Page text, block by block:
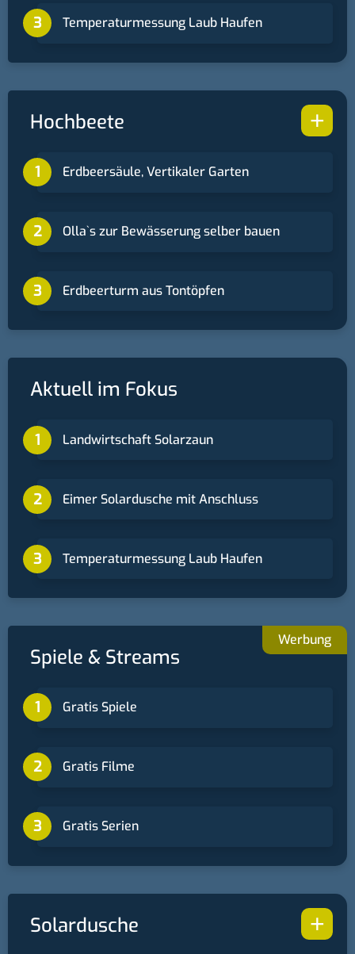
Temperaturmessung Laub Haufen
+
Hochbeete
Erdbeersäule, Vertikaler Garten
Ollaˋs zur Bewässerung selber bauen
Erdbeerturm aus Tontöpfen
Aktuell im Fokus
Landwirtschaft Solarzaun
Eimer Solardusche mit Anschluss
Temperaturmessung Laub Haufen
Spiele & Streams
Gratis Spiele
Gratis Filme
Gratis Serien
+
Solardusche